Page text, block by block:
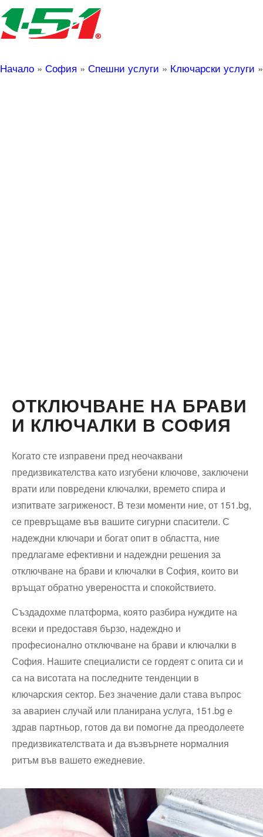
Начало » София » Спешни услуги » Ключарски услуги
ОТКЛЮЧВАНЕ НА БРАВИ
И КЛЮЧАЛКИ В СОФИЯ
Когато сте изправени пред неочаквани
предизвикателства като изгубени ключове, заключени
врати или повредени ключалки, времето спира и
изпитвате загриженост. В тези моменти ние, от 151.bg,
се превръщаме във вашите сигурни спасители. С
надеждни ключари и богат опит в областта, ние
предлагаме ефективни и надеждни решения за
отключване на брави и ключалки в София, които ви
връщат обратно увереността и спокойствието.
Създадохме платформа, която разбира нуждите на
всеки и предоставя бързо, надеждно и
професионално отключване на брави и ключалки в
София. Нашите специалисти се гордеят с опита си и
са на висотата на последните тенденции в
ключарския сектор. Без значение дали става въпрос
за авариен случай или планирана услуга, 151.bg е
здрав партньор, готов да ви помогне да преодолеете
предизвикателствата и да възвърнете нормалния
ритъм във вашето ежедневие.